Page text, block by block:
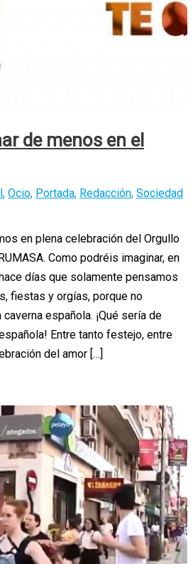
de menos en el
, Ocio, Portada, Redacción, Sociedad
en plena celebración del Orgullo
Como podréis imaginar, en
días que solamente pensamos
fiestas y orgías, porque no
española. ¡Qué sería de
Entre tanto festejo, entre
del amor […]